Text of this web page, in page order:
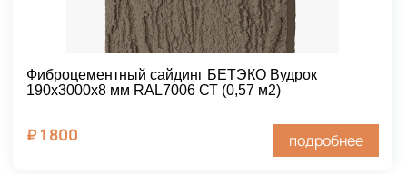
Фиброцементный сайдинг БЕТЭКО Вудрок
190х3000х8 мм RAL7006 СТ (0,57 м2)
₽ 1 800 подробнее